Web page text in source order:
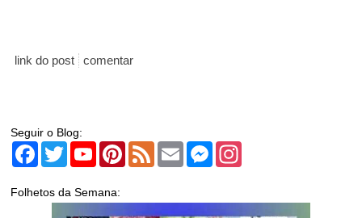
link do post comentar
Seguir o Blog:
Facebook
TwitterYouTubePinterest
Feed Email Messenger
Folhetos da Semana: